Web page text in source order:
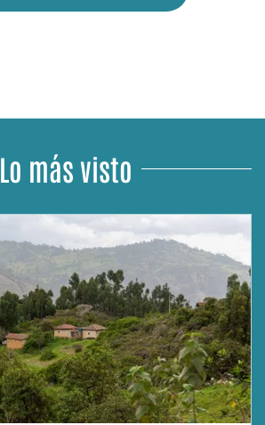
Lo más visto